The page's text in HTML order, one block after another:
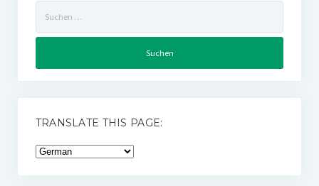
nach:
TRANSLATE THIS PAGE: